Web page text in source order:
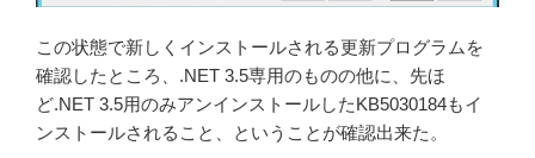
この状態で新しくインストールされる更新プログラムを
確認したところ、.NET 3.5専用のものの他に、先ほ
ど.NET 3.5用のみアンインストールしたKB5030184もイ
ンストールされること、ということが確認出来た。